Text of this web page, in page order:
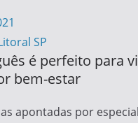
SP
é perfeito para
bem-estar
apontadas por